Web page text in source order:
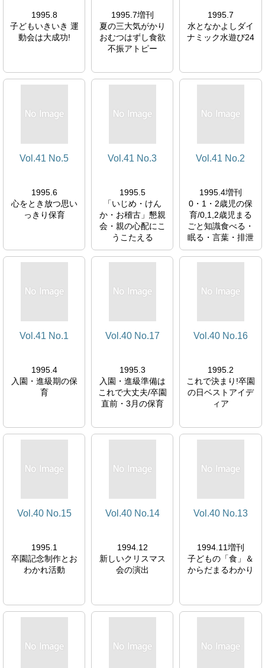
1995.8
子どもいきいき 運
動会は大成功!
1995.7増刊
夏の三大気がかり
おむつはずし食欲
不振アトピー
1995.7
水となかよしダイ
ナミック水遊び24
Vol.41 No.5
1995.6
心をとき放つ思い
っきり保育
Vol.41 No.3
1995.5
「いじめ・けん
か・お稽古」懇親
会・親の心配にこ
うこたえる
Vol.41 No.2
1995.4増刊
0・1・2歳児の保
育/0,1,2歳児まる
ごと知識食べる・
眠る・言葉・排泄
他
Vol.41 No.1
1995.4
入園・進級期の保
育
Vol.40 No.17
1995.3
入園・進級準備は
これで大丈夫/卒園
直前・3月の保育
Vol.40 No.16
1995.2
これで決まり!卒園
の日ベストアイデ
ィア
Vol.40 No.15
1995.1
卒園記念制作とお
わかれ活動
Vol.40 No.14
1994.12
新しいクリスマス
会の演出
Vol.40 No.13
1994.11増刊
子どもの「食」＆
からだまるわかり